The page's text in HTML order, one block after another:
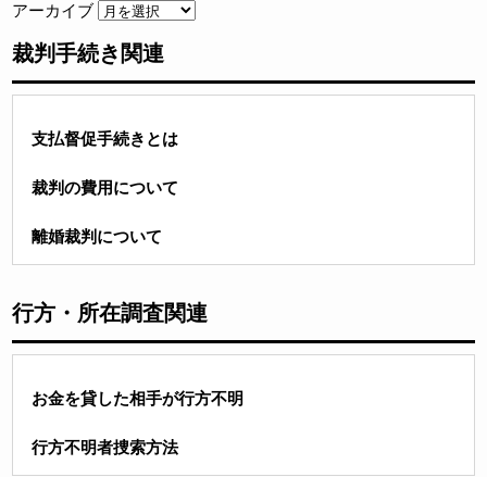
アーカイブ
裁判手続き関連
支払督促手続きとは
裁判の費用について
離婚裁判について
行方・所在調査関連
お金を貸した相手が行方不明
行方不明者捜索方法